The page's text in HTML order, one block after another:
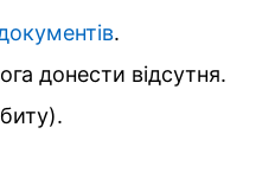
.
донести відсутня.